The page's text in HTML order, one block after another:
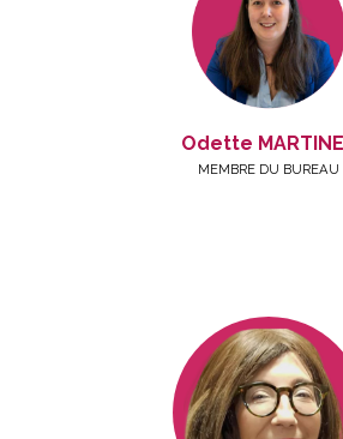
Odette
MEMBRE DU BUREAU